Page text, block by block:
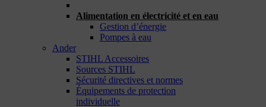
Alimentation en électricité et en eau
Gestion d’énergie
Pompes à eau
Ander
STIHL Accessoires
Sources STIHL
Sécurité directives et normes
Équipements de protection
individuelle